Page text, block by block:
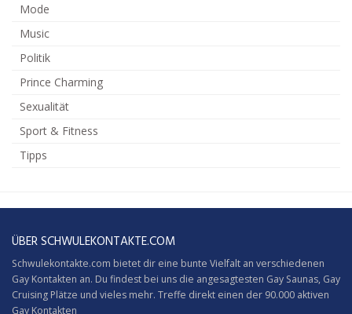
Mode
Music
Politik
Prince Charming
Sexualität
Sport & Fitness
Tipps
ÜBER SCHWULEKONTAKTE.COM
Schwulekontakte.com bietet dir eine bunte Vielfalt an verschiedenen
Gay Kontakten an. Du findest bei uns die angesagtesten Gay Saunas, Gay
Cruising Plätze und vieles mehr. Treffe direkt einen der 90.000 aktiven
Gay Kontakten